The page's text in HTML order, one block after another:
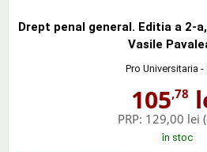
Drept penal general. Editia a 2-
Vasile
Pro Universitaria -
105,78
PRP: 129,00 lei
în stoc